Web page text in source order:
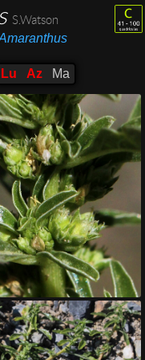
S.Watson
Lu Az Ma